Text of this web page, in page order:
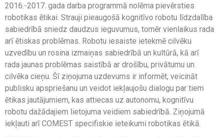
2016.-2017. gada darba programmā nolēma pievērsties
robotikas ētikai. Strauji pieaugošā kognitīvo robotu līdzdalība
sabiedrībā sniedz daudzus ieguvumus, tomēr vienlaikus rada
arī ētiskas problēmas. Robotu iesaiste ietekmē cilvēku
uzvedību un rosina izmaiņas sabiedrībā un kultūrā, kā arī
rada jaunas problēmas saistībā ar drošību, privātumu un
cilvēka cieņu. Šī ziņojuma uzdevums ir informēt, veicināt
publisku apspriešanu un veidot iekļaujošu dialogu par tiem
ētikas jautājumiem, kas attiecas uz autonomu, kognitīvu
robotu dažādajiem lietojuma veidiem sabiedrībā. Ziņojumā
iekļauti arī COMEST specifiskie ieteikumi robotikas ētikā.